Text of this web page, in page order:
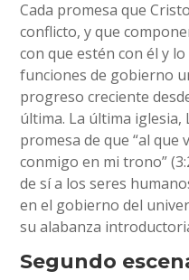
Cada promesa que
conflicto, y que
con que estén con él y
funciones de gobierno
progreso creciente
última. La última iglesia,
promesa de que “al que
conmigo en mi trono”
de sí a los seres
en el gobierno del
su alabanza
Segundo